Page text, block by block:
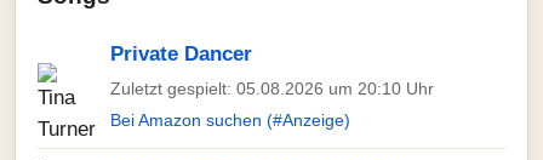
Private Dancer
Zuletzt gespielt: 05.08.2026 um 20:10 Uhr
Bei Amazon suchen (#Anzeige)